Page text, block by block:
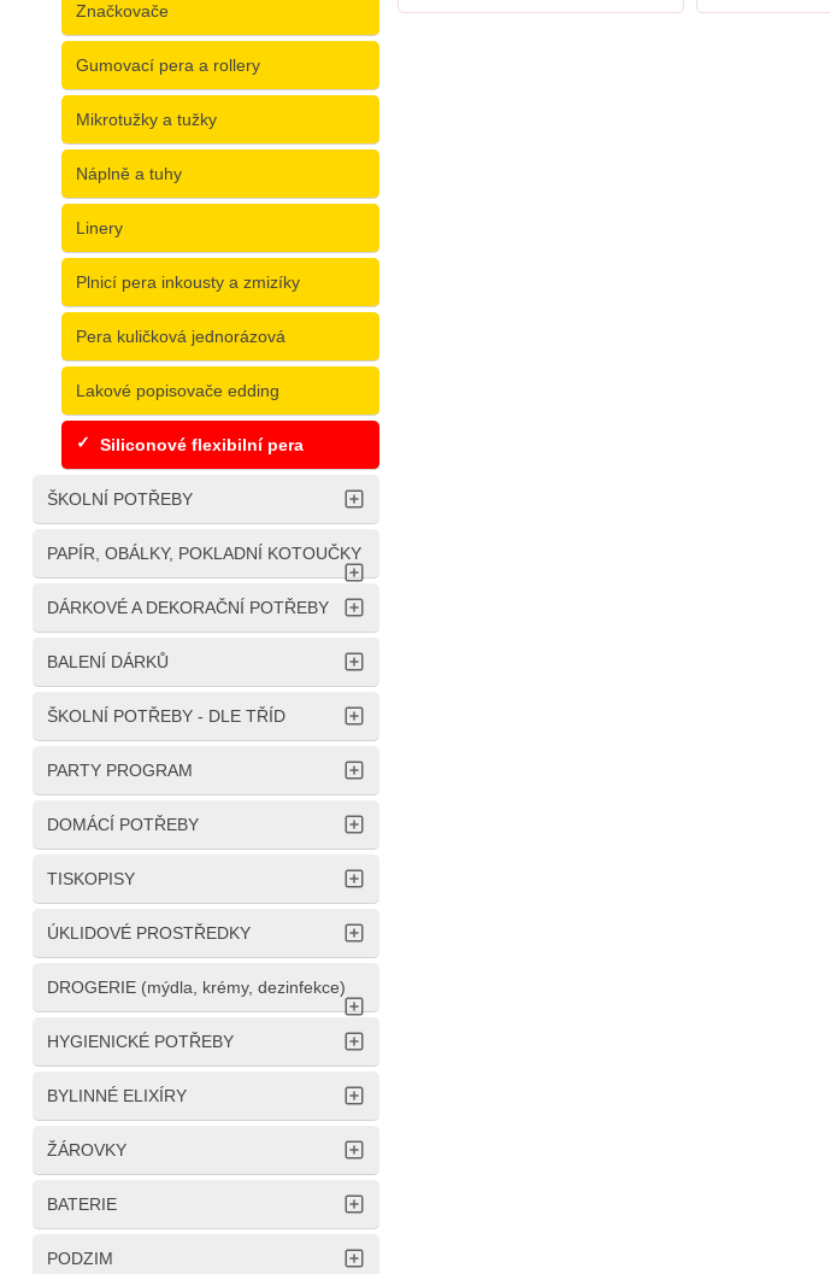
Značkovače
Gumovací pera a rollery
Mikrotužky a tužky
Náplně a tuhy
Linery
Plnicí pera inkousty a zmizíky
Pera kuličková jednorázová
Lakové popisovače edding
Siliconové flexibilní pera
ŠKOLNÍ POTŘEBY
PAPÍR, OBÁLKY, POKLADNÍ KOTOUČKY
DÁRKOVÉ A DEKORAČNÍ POTŘEBY
BALENÍ DÁRKŮ
ŠKOLNÍ POTŘEBY - DLE TŘÍD
PARTY PROGRAM
DOMÁCÍ POTŘEBY
TISKOPISY
ÚKLIDOVÉ PROSTŘEDKY
DROGERIE (mýdla, krémy, dezinfekce)
HYGIENICKÉ POTŘEBY
BYLINNÉ ELIXÍRY
ŽÁROVKY
BATERIE
PODZIM